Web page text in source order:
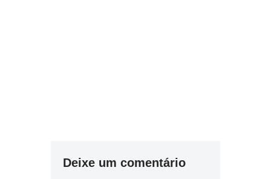
Deixe um comentário